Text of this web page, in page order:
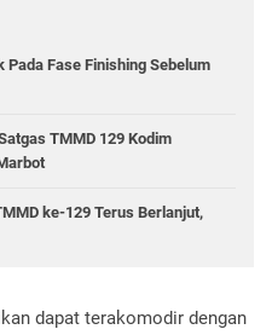
Fase Finishing Sebelum
TMMD 129 Kodim
ke-129 Terus Berlanjut,
dapat terakomodir dengan